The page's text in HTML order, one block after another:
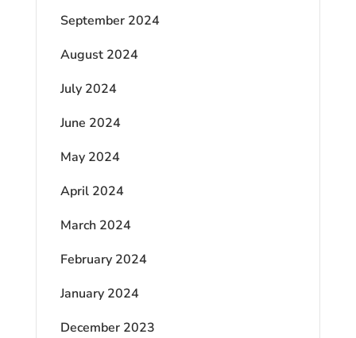
September 2024
August 2024
July 2024
June 2024
May 2024
April 2024
March 2024
February 2024
January 2024
December 2023